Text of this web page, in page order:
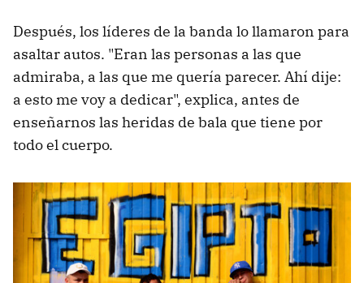
Después, los líderes de la banda lo llamaron para
asaltar autos. "Eran las personas a las que
admiraba, a las que me quería parecer. Ahí dije:
a esto me voy a dedicar", explica, antes de
enseñarnos las heridas de bala que tiene por
todo el cuerpo.